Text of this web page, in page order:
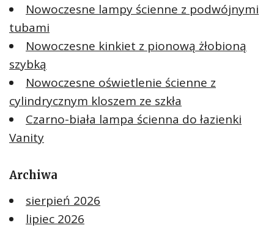
Nowoczesne lampy ścienne z podwójnymi
tubami
Nowoczesne kinkiet z pionową żłobioną
szybką
Nowoczesne oświetlenie ścienne z
cylindrycznym kloszem ze szkła
Czarno-biała lampa ścienna do łazienki
Vanity
Archiwa
sierpień 2026
lipiec 2026